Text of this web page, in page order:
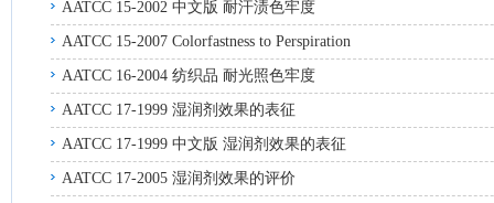
AATCC 15-2002 中文版 耐汗渍色牢度
AATCC 15-2007 Colorfastness to Perspiration
AATCC 16-2004 纺织品 耐光照色牢度
AATCC 17-1999 湿润剂效果的表征
AATCC 17-1999 中文版 湿润剂效果的表征
AATCC 17-2005 湿润剂效果的评价